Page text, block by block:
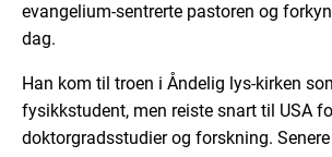
evangelium-sentrerte pastoren og
dag.
Han kom til troen i Åndelig lys-kirken
fysikkstudent, men reiste snart til USA
doktorgradsstudier og forskning.